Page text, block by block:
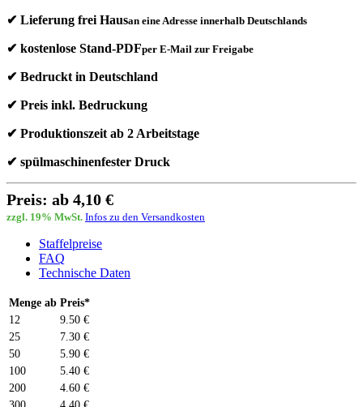
✔ Lieferung frei Hausan eine Adresse innerhalb Deutschlands
✔ kostenlose Stand-PDFper E-Mail zur Freigabe
✔ Bedruckt in Deutschland
✔ Preis inkl. Bedruckung
✔ Produktionszeit ab 2 Arbeitstage
✔ spülmaschinenfester Druck
Preis: ab 4,10 €
zzgl. 19% MwSt. Infos zu den Versandkosten
Staffelpreise
FAQ
Technische Daten
Menge ab Preis*
12
9.50 €
25
7.30 €
50
5.90 €
100
5.40 €
200
4.60 €